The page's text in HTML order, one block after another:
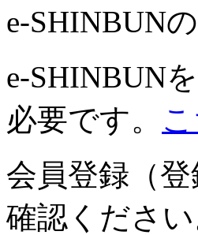
e-SHINBUN
e-SHINBUN
必要です。
会員登録（
確認ください